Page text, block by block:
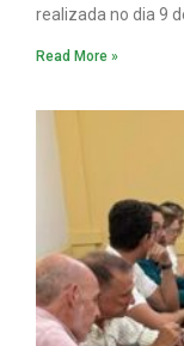
realizada no dia 9
Read More »